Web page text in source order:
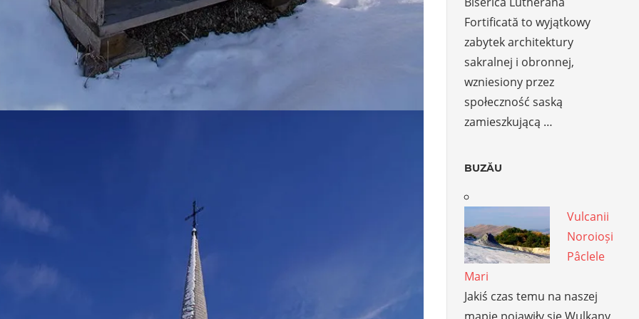
Fortificată to wyjątkowy
zabytek architektury
sakralnej i obronnej,
wzniesiony przez
społeczność saską
zamieszkującą …
BUZĂU
Vulcanii
Noroioși
Pâclele
Mari
Jakiś czas temu na naszej
mapie pojawiły się Wulkany